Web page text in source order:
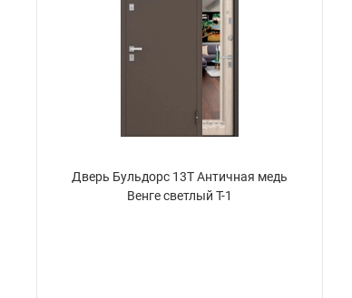
Дверь Бульдорс 13Т Античная медь
Венге светлый Т-1